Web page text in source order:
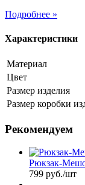
Подробнее »
Характеристики
Материал
Цвет
Размер изделия
Размер коробки
Рекомендуем
Рюкзак-
799 руб./шт